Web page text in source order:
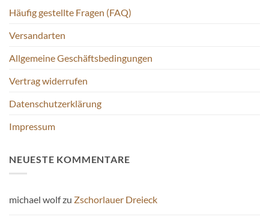
Häufig gestellte Fragen (FAQ)
Versandarten
Allgemeine Geschäftsbedingungen
Vertrag widerrufen
Datenschutzerklärung
Impressum
NEUESTE KOMMENTARE
michael wolfzu Zschorlauer Dreieck